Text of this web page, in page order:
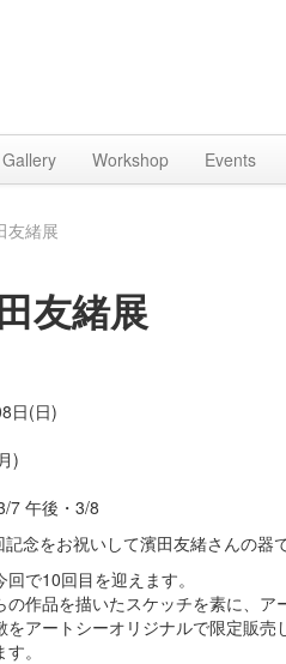
Gallery Workshop Events
友緒展
友緒展
日(日)
)
7 午後・3/8
念をお祝いして濱田友緒さんの器
で10回目を迎えます。
作品を描いたスケッチを素に、ア
アートシーオリジナルで限定販売
。